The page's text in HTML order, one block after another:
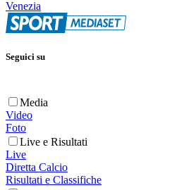
Venezia
Seguici su
Media
Video
Foto
Live e Risultati
Live
Diretta Calcio
Risultati e Classifiche